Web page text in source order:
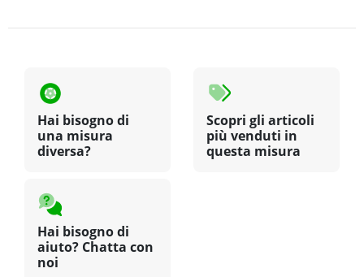
Hai bisogno di
una misura
diversa?
Scopri gli articoli
più venduti in
questa misura
Hai bisogno di
aiuto? Chatta con
noi